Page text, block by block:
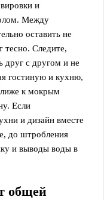
и
Между
оставить не
тесно. Следите,
друг с другом и не
гостиную и кухню,
к мокрым
Если
и дизайн вместе
до штробления
и выводы воды в
общей